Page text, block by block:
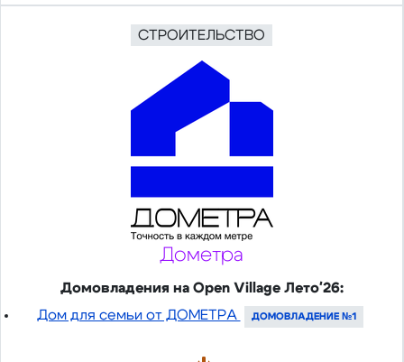
СТРОИТЕЛЬСТВО
Дометра
Домовладения на Open Village Лето'26:
Дом для семьи от ДОМЕТРА
ДОМОВЛАДЕНИЕ №1